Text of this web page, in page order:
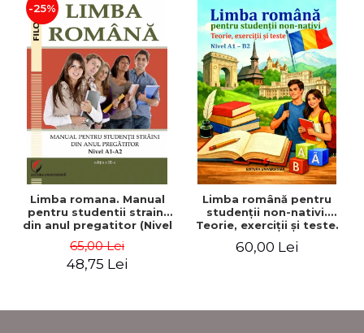
-25%
Limba romana. Manual
pentru studentii straini
din anul pregatitor (Nivel
65,00 Lei
48,75 Lei
Limba română pentru
studenţii non-nativi.
Teorie, exerciţii şi teste.
60,00 Lei